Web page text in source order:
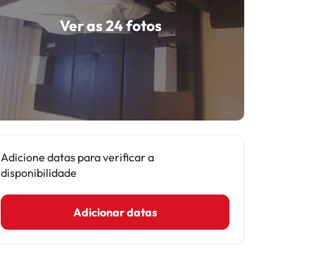
Ver as 24 fotos
Adicione datas para verificar a
disponibilidade
Adicionar datas